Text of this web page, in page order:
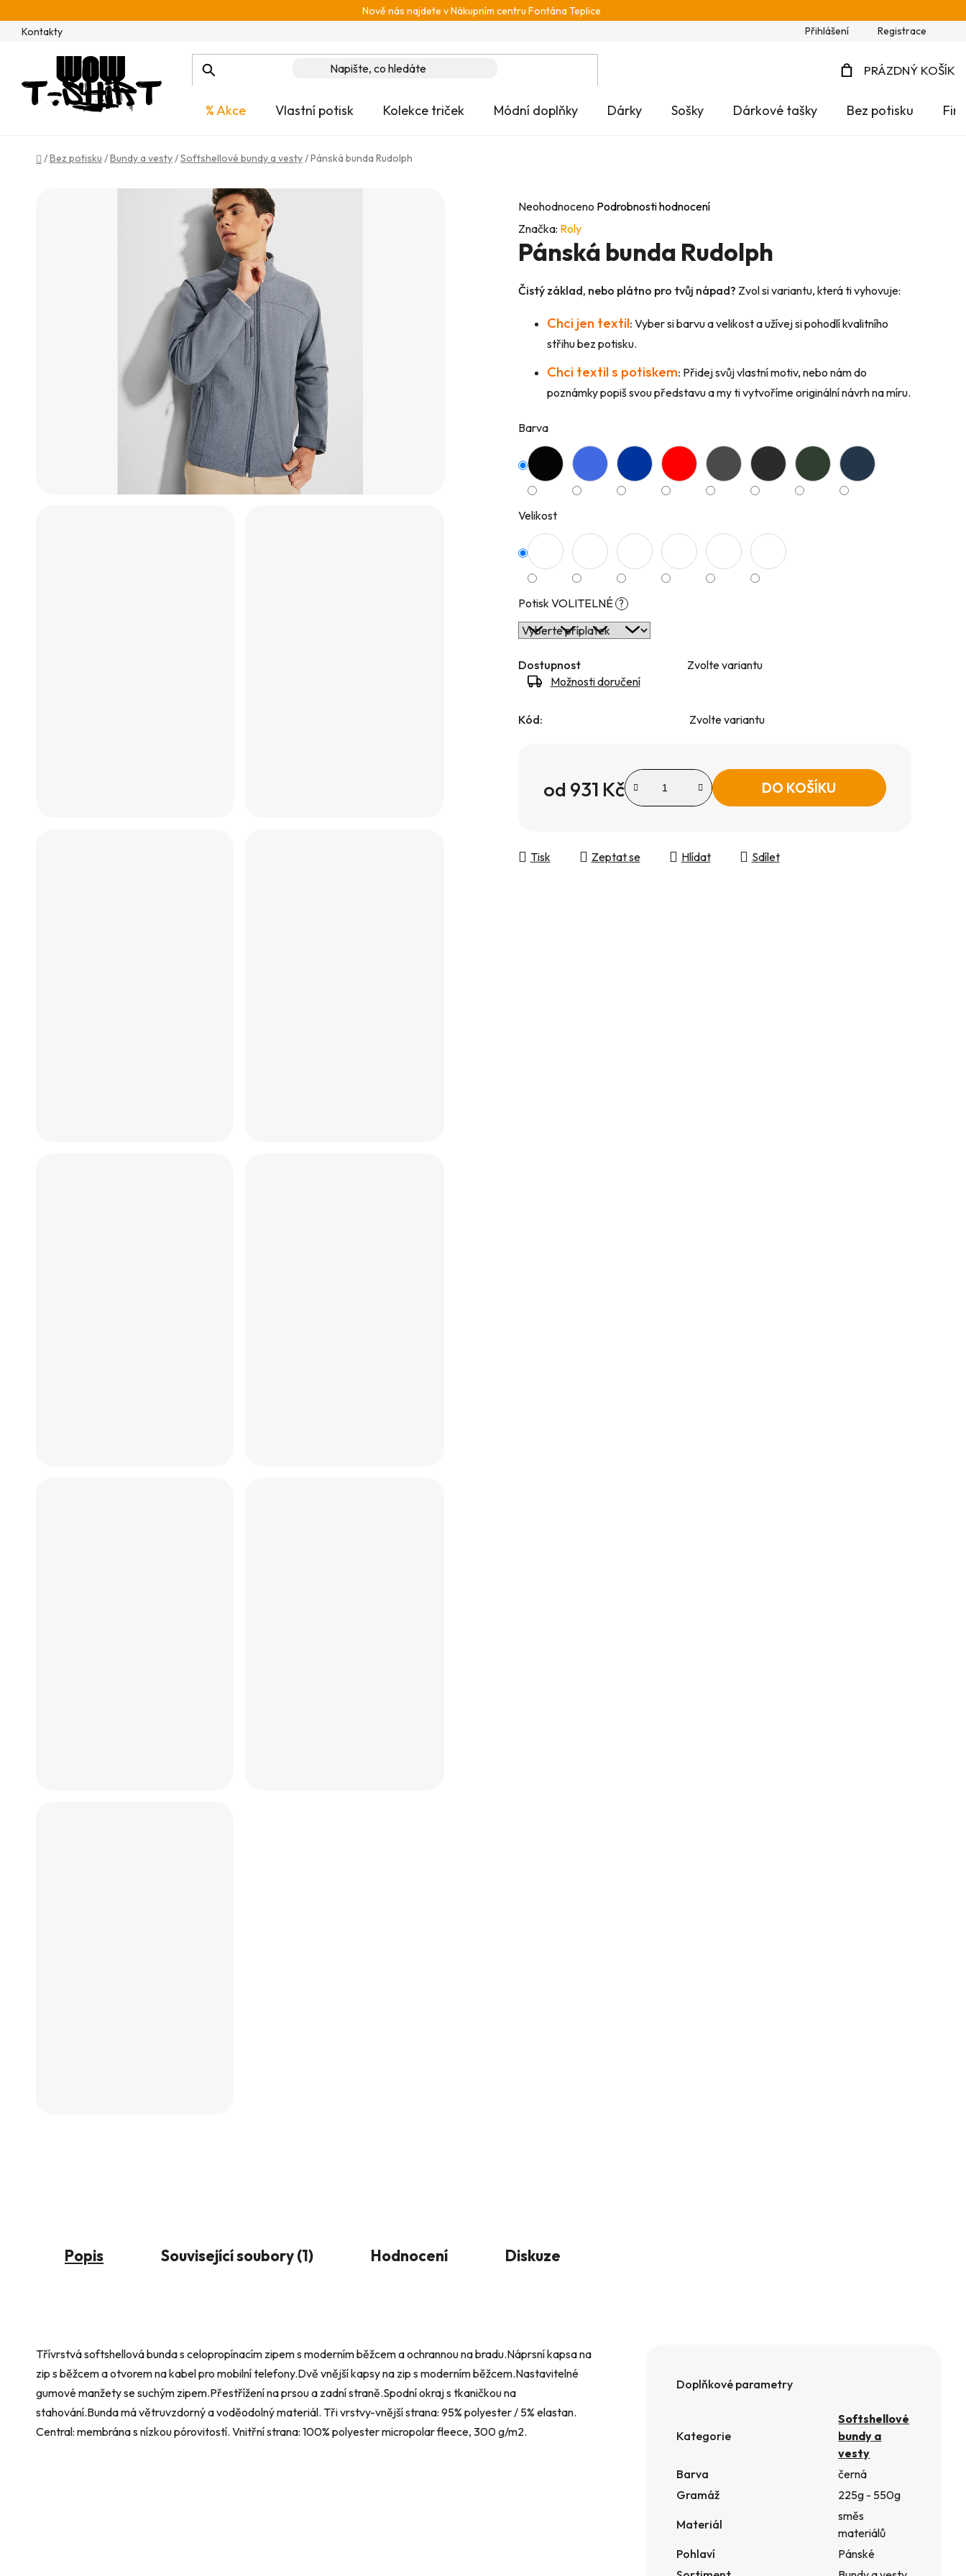
na
obsah
Nově nás najdete v Nákupním centru Fontána Teplice
Kontakty
Přihlášení Registrace
PRÁZDNÝ KOŠÍK
% Akce Vlastní potisk Kolekce triček Módní doplňky Dárky Sošky Dárkové tašky Bez potisku
Domů
/Bez potisku /Bundy a vesty/Softshellové bundy a vesty/Pánská bunda Rudolph
Průměrné
hodnocení
produktu
je
0,0
hvězdiček.
Neohodnoceno Podrobnosti hodnocení
Značka: Roly
Pánská bunda Rudolph
Čistý základ, nebo plátno pro tvůj nápad? Zvol si variantu, která ti vyhovuje:
Chci jen textil: Vyber si barvu a velikost a užívej si pohodlí kvalitního
střihu bez potisku.
Chci textil s potiskem: Přidej svůj vlastní motiv, nebo nám do
poznámky popiš svou představu a my ti vytvoříme originální návrh na míru.
Barva
Velikost
Potisk VOLITELNÉ ?
Dostupnost
Zvolte variantu
Možnosti doručení
Kód: Zvolte variantu
od 931 Kč DO KOŠÍKU
Tisk Zeptat se Hlídat Sdílet
Popis Související soubory (1) Hodnocení Diskuze
Třívrstvá softshellová bunda s celopropínacím zipem s moderním běžcem a ochrannou na bradu.Náprsní kapsa na
zip s běžcem a otvorem na kabel pro mobilní telefony.Dvě vnější kapsy na zip s moderním běžcem.Nastavitelné
gumové manžety se suchým zipem.Přestřížení na prsou a zadní straně.Spodní okraj s tkaničkou na
stahování.Bunda má větruvzdorný a voděodolný materiál. Tři vrstvy-vnější strana: 95% polyester / 5% elastan.
Central: membrána s nízkou pórovitostí. Vnitřní strana: 100% polyester micropolar fleece, 300 g/m2.
Doplňkové parametry
Kategorie
Softshellové
bundy a
vesty
Barva
černá
Gramáž
225g - 550g
Materiál
směs
materiálů
Pohlaví
Pánské